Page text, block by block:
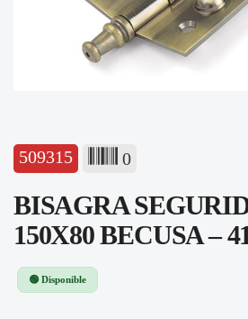
509315 0
BISAGRA
150X80 BECUSA –
🟢 Disponible